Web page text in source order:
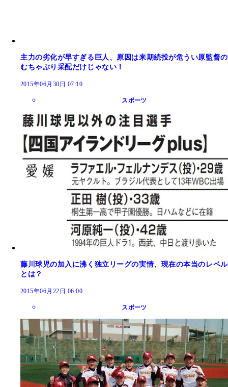
主力の劣化が早すぎる巨人、原因は来期続投が危うい原監督の
むちゃぶり采配だけじゃない！
2015年06月30日 07:10
スポーツ
藤川球児の加入に沸く独立リーグの実情、現在の本当のレベル
とは？
2015年06月22日 06:00
スポーツ